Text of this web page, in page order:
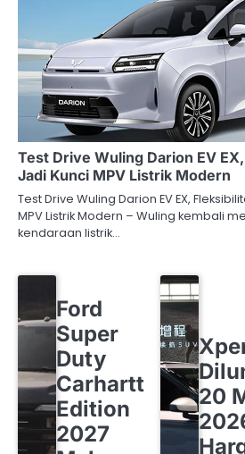
Test Drive Wuling Darion EV
Jadi Kunci MPV Listrik Modern
Test Drive Wuling Darion EV EX,
MPV Listrik Modern – Wuling kembali
kendaraan listrik…
Ford
Super
Duty
Carhartt
Edition
2027
20